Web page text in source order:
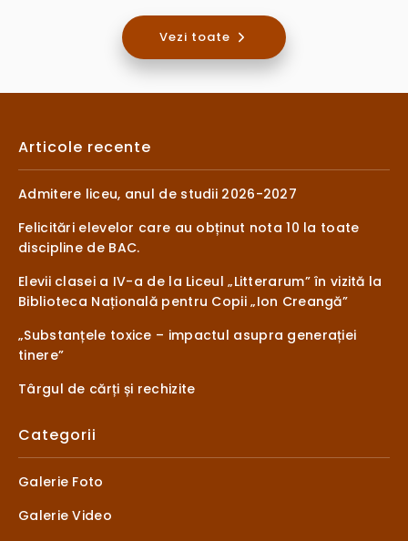
Vezi toate
Articole recente
Admitere liceu, anul de studii 2026-2027
Felicitări elevelor care au obținut nota 10 la toate
discipline de BAC.
Elevii clasei a IV-a de la Liceul „Litterarum” în vizită la
Biblioteca Națională pentru Copii „Ion Creangă”
„Substanțele toxice – impactul asupra generației
tinere”
Târgul de cărți și rechizite
Categorii
Galerie Foto
Galerie Video